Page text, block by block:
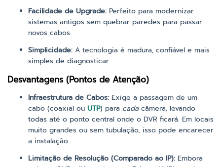
Facilidade de Upgrade: Perfeito para modernizar
sistemas antigos sem quebrar paredes para passar
novos cabos.
Simplicidade: A tecnologia é madura, confiável e mais
simples de diagnosticar.
Desvantagens (Pontos de Atenção)
Infraestrutura de Cabos: Exige a passagem de um
cabo (coaxial ou UTP) para cadacâmera, levando
todas até o ponto central onde o DVR ficará. Em locais
muito grandes ou sem tubulação, isso pode encarecer
a instalação.
Limitação de Resolução (Comparado ao IP): Embora